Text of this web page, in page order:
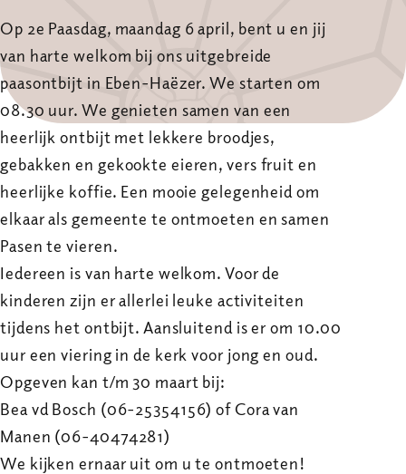
Op 2e Paasdag, maandag 6 april, bent u en jij
van harte welkom bij ons uitgebreide
paasontbijt in Eben-Haëzer. We starten om
08.30 uur. We genieten samen van een
heerlijk ontbijt met lekkere broodjes,
gebakken en gekookte eieren, vers fruit en
heerlijke koffie. Een mooie gelegenheid om
elkaar als gemeente te ontmoeten en samen
Pasen te vieren.
Iedereen is van harte welkom. Voor de
kinderen zijn er allerlei leuke activiteiten
tijdens het ontbijt. Aansluitend is er om 10.00
uur een viering in de kerk voor jong en oud.
Opgeven kan t/m 30 maart bij:
Bea vd Bosch (06-25354156) of Cora van
Manen (06-40474281)
We kijken ernaar uit om u te ontmoeten!